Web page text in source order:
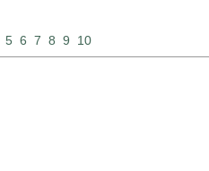
5 6 7 8 9 10